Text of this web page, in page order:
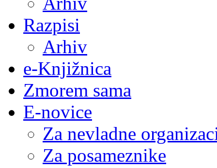
Razpisi
Arhiv
e-Knjižnica
Zmorem sama
E-novice
Za nevladne
Za posameznike